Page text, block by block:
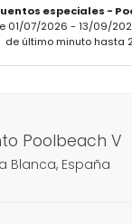
especiales -
01/07/2026 - 13/09/
de último minuto hasta
Poolbeach V
Blanca, España